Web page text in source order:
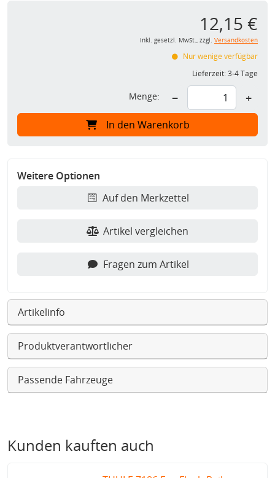
12,15 €
inkl. gesetzl. MwSt., zzgl. Versandkosten
Nur wenige verfügbar
Lieferzeit:3-4 Tage
Menge: − +
In den Warenkorb
Weitere Optionen
Auf den Merkzettel
Artikel vergleichen
Fragen zum Artikel
Artikelinfo
Produktverantwortlicher
Passende Fahrzeuge
Kunden kauften auch